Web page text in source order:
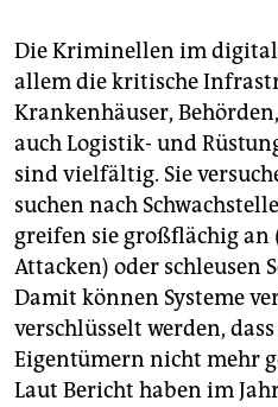
Die Kriminellen im
allem die kritische
Krankenhäuser,
auch Logistik- und
sind vielfältig. Sie
suchen nach
greifen sie großflächig an
Attacken) oder schleusen
Damit können Systeme
verschlüsselt werden,
Eigentümern nicht mehr
Laut Bericht haben im